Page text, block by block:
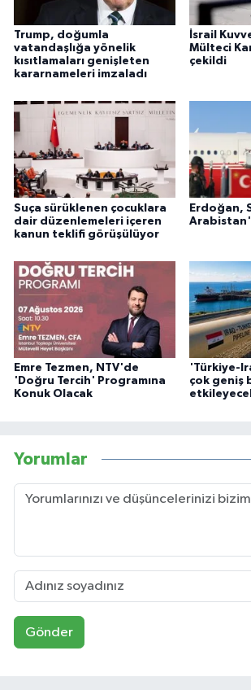
Trump, doğumla
vatandaşlığa yönelik
kısıtlamaları genişleten
kararnameleri imzaladı
İsrail
Mülteci
çekildi
Suça sürüklenen çocuklara
dair düzenlemeleri içeren
kanun teklifi görüşülüyor
Erdoğan,
Emre Tezmen, NTV'de
'Doğru Tercih' Programına
Konuk Olacak
'Türkiye-
çok geniş
Yorumlar
Gönder